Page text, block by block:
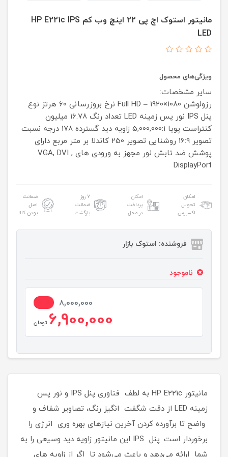
مانیتور استوک اچ پی 22 اینچ وب کم HP E221c IPS
LED
ویژگی‌های محصول
سایر مشخصات:
رزولوشن 1080×1920 – Full HD
نرخ بروزرسانی 60 هرتز
نوع
پنل IPS
نور پس زمینه LED
تعداد رنگ 16.78 میلیون
کنتراست پویا 5,000,000:1
زاویه دید گسترده 178 درجه
نسبت
تصویر 16:9
روشنایی تصویر 250 کاندلا بر متر مربع
دارای
پوشش ضد تابش نور
مجهز به ورودی های VGA, DVI ,
DisplayPort
امکان
تحویل
اکسپرس
امکان
پرداخت
در محل
۷ روز
ضمانت
بازگشت
ضمانت
اصل
بودن کالا
فروشنده: استوک بازار
ناموجود
8,000,000
6,900,000 تومان
مانیتور HP E221c به لطف فناوری پنل IPS و نور پس
زمینه LED از دقت شگفت انگیز رنگ، تصاویر شفاف و
واضح تا برآورده کردن آخرین نیازهای بهره وری انرژی را
برخوردار است. پنل IPS این مانیتور زاویه دید وسیعی را به
شما ارائه می‌دهد و باعث می‌شود تا اگر از زاویه ‌های